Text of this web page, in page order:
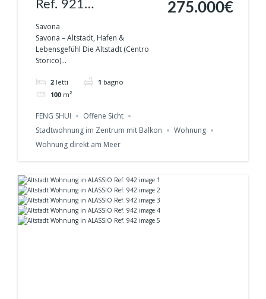
Ref. 921
Designwohnung -
Wohnen zwischen
Altstadt & Hafen, in
SAVONA
Savona
Savona – Altstadt, Hafen &
Lebensgefühl Die Altstadt (Centro
Storico)...
2 letti 1 bagno
100 m²
275.000€
FENG SHUI
Offene Sicht
Stadtwohnung im Zentrum mit Balkon
Wohnung
Wohnung direkt am Meer